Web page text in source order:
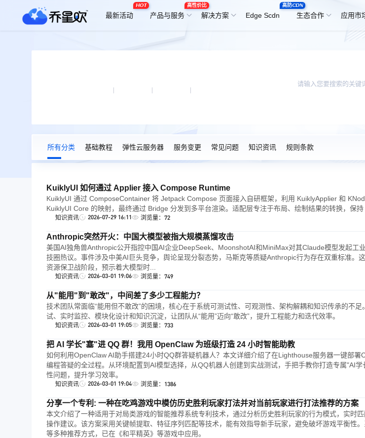
最新活动
HOT
产品与服务
高性价比
解决方案 Edge Scdn
高防CDN
生态合作 应用市
所有分类 基础教程 弹性云服务器 服务变更 常见问题 知识资讯 规则条款
KuiklyUI 如何通过 Applier 接入 Compose Runtime
KuiklyUI 通过 ComposeContainer 将 Jetpack Compose 页面接入自研框架，利用 KuiklyApplier 和
KuiklyUI Core 的映射，最终通过 Bridge 分发到多平台渲染。适配层专注于布局、绘制结果的转换，保持
知识资讯 2026-07-29 16:11 浏览量：72
Anthropic突然开火：中国大模型被指大规模蒸馏攻击
美国AI独角兽Anthropic公开指控中国AI企业DeepSeek、MoonshotAI和MiniMax对其Claude模型发起工
技圈热议。事件涉及中美AI巨头竞争，舆论呈现分裂态势，马斯克等质疑Anthropic行为存在双重标准。
资源保卫战阶段，预示着大模型时...
知识资讯 2026-03-01 19:06 浏览量：749
从"能用"到"敢改"，中间差了多少工程能力？
技术团队常面临“能用但不敢改”的困境，核心在于系统可测试性、可观测性、架构解耦和知识传承的不足
试、实时监控、模块化设计和知识沉淀，让团队从“能用”迈向“敢改”，提升工程能力和迭代效率。
知识资讯 2026-03-01 19:05 浏览量：733
把 AI 学长"塞"进 QQ 群！我用 OpenClaw 为班级打造 24 小时智能助教
如何利用OpenClaw AI助手搭建24小时QQ群答疑机器人？本文详细介绍了在Lighthouse服务器一键部署
编程答疑的全过程。从环境配置到AI模型选择，从QQ机器人创建到实战测试，手把手教你打造专属"AI
性问题，提升学习效率。
知识资讯 2026-03-01 19:04 浏览量：1386
分享一个专利: 一种在吃鸡游戏中模仿历史胜利玩家打法并对当前玩家进行打法推荐的方案
本文介绍了一种适用于对局类游戏的智能推荐系统专利技术，通过分析历史胜利玩家的行为模式，实时
操作建议。该方案采用关键帧提取、特征序列匹配等技术，能有效指导新手玩家，避免破坏游戏平衡性
等多种推荐方式，已在《和平精英》等游戏中应用。